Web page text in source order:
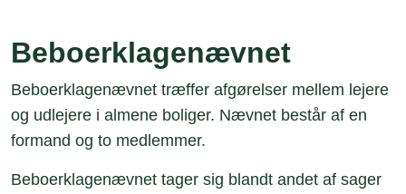
Beboerklagenævnet
Beboerklagenævnet træffer afgørelser mellem lejere
og udlejere i almene boliger. Nævnet består af en
formand og to medlemmer.
Beboerklagenævnet tager sig blandt andet af sager